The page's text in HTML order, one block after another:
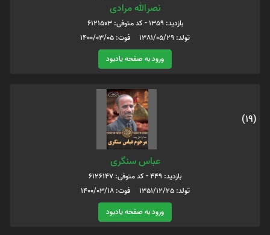
نصرالله مرادی
بازدید: 1359 - کد متوفی: 6121503
تولد: 1381/05/29 فوت: 1400/03/05
ورود به صفحه یادبود
(19)
عباس سنگری
بازدید: 449 - کد متوفی: 6126147
تولد: 1351/12/25 فوت: 1400/03/18
ورود به صفحه یادبود